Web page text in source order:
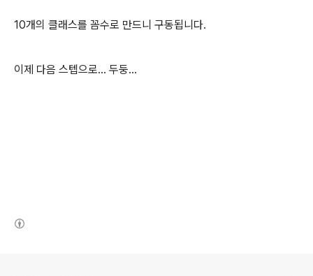
10개의 클래스를 꼼수로 만드니 구동됩니다.
이제 다음 스텝으로... 두둥...